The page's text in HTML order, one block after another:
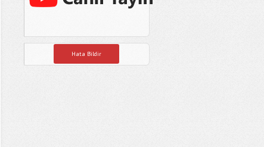
Hata Bildir